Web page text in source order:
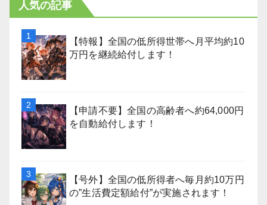
人気の記事
【特報】全国の低所得世帯へ月平均約10
万円を継続給付します！
【申請不要】全国の高齢者へ約64,000円
を自動給付します！
【号外】全国の低所得者へ毎月約10万円
の”生活費定額給付”が実施されます！